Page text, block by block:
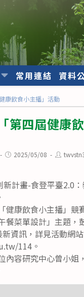
常用連結 資料
康飲食小主播」活動
第四屆健康
Post2025/05/08
Post
計畫-食登平臺2.0
健康飲食小主播」
菜單設計」主題
資訊，詳見活動網站
114。
內容研究中心曾小姐